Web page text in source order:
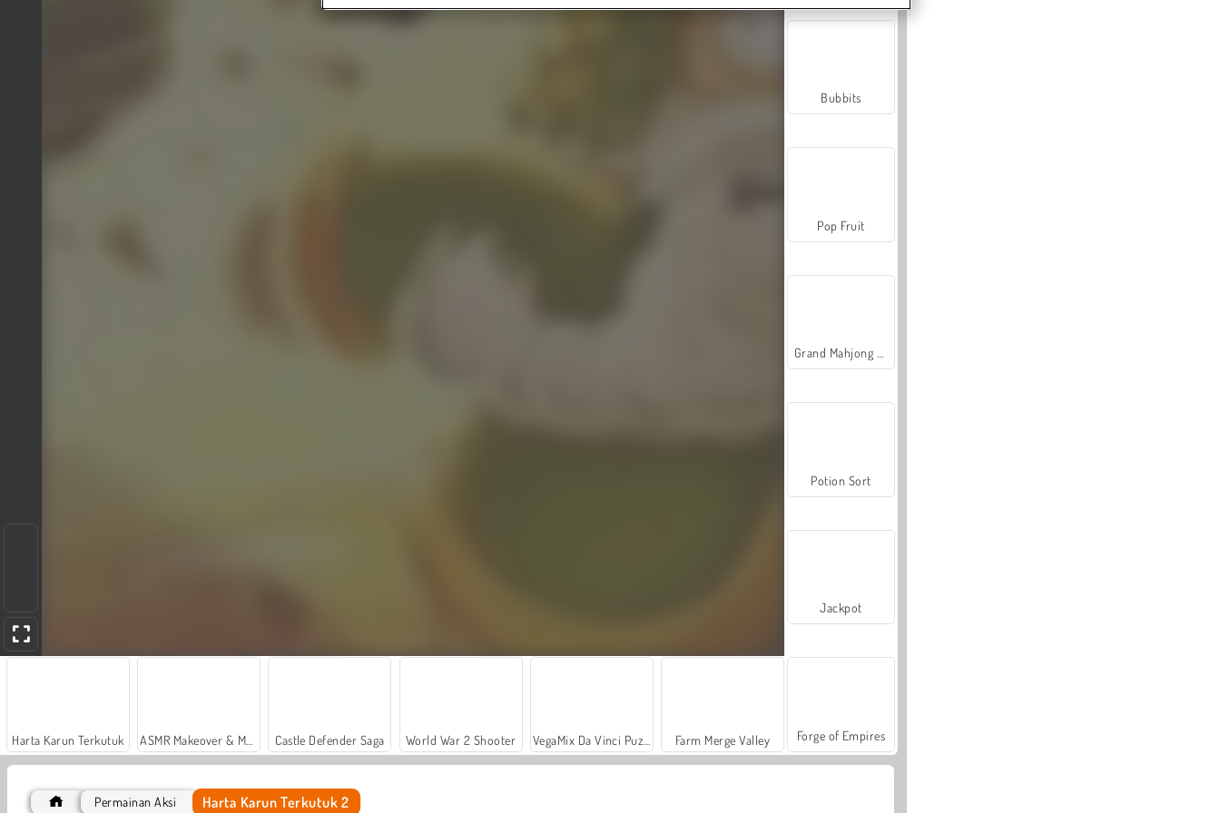
Harta Karun Terkutuk Castle Defender Saga World War 2 Shooter Farm Merge Valley
Bubbits
Pop Fruit
Potion Sort
Jackpot
Forge of Empires
Permainan Aksi Harta Karun Terkutuk 2